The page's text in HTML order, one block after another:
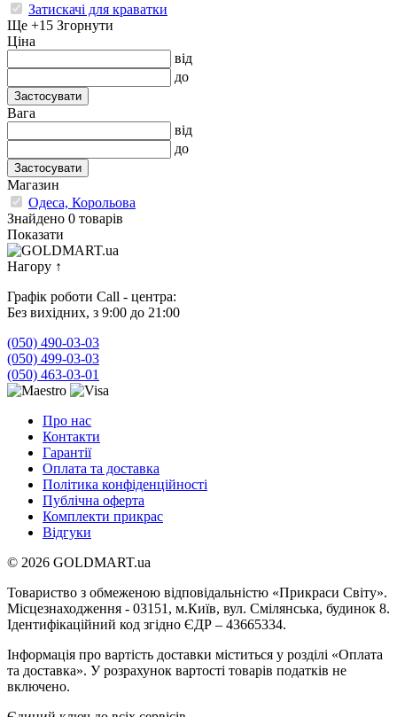
Затискачі для краватки
Ще +15 Згорнути
Ціна
від
до
Застосувати
Вага
від
до
Застосувати
Магазин
Одеса, Корольова
Знайдено 0 товарів
Показати
Нагору ↑
Графік роботи Call - центра:
Без вихідних, з 9:00 до 21:00
(050) 490-03-03
(050) 499-03-03
(050) 463-03-01
Про нас
Контакти
Гарантії
Оплата та доставка
Політика конфіденційності
Публічна оферта
Комплекти прикрас
Відгуки
© 2026 GOLDMART.ua
Товариство з обмеженою відповідальністю «Прикраси Світу».
Місцезнаходження - 03151, м.Київ, вул. Смілянська, будинок 8.
Ідентифікаційний код згідно ЄДР – 43665334.
Інформація про вартість доставки міститься у розділі «Оплата
та доставка». У розрахунок вартості товарів податків не
включено.